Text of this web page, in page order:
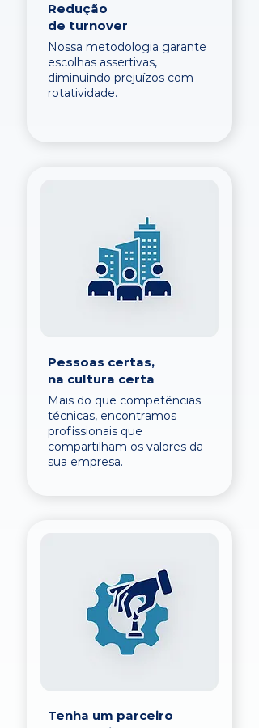
Redução
de turnover
Nossa metodologia garante
escolhas assertivas,
diminuindo prejuízos com
rotatividade.
Pessoas certas,
na cultura certa
Mais do que competências
técnicas, encontramos
profissionais que
compartilham os valores da
sua empresa.
Tenha um parceiro